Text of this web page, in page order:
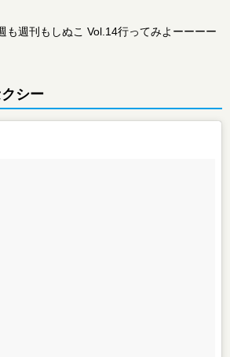
も週刊もしぬこ Vol.14行ってみよーーーー
シー